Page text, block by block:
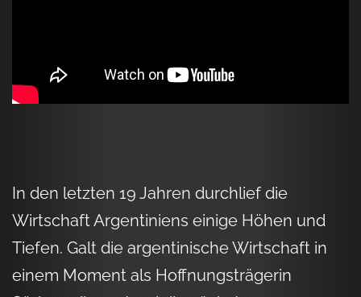
In den letzten 19 Jahren durchlief die
Wirtschaft Argentiniens einige Höhen und
Tiefen. Galt die argentinische Wirtschaft in
einem Moment als Hoffnungsträgerin